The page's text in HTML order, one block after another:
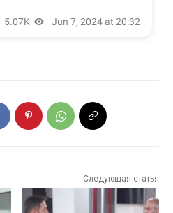
Следующая статья